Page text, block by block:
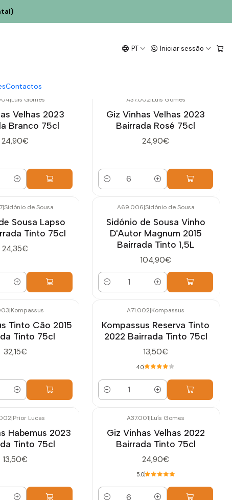
PT Iniciar sessão
Contactos
|Luís Gomes
Velhas 2023
Branco 75cl
24,90€
A37.002|Luís Gomes
Giz Vinhas Velhas 2023
Bairrada Rosé 75cl
24,90€
Quantidade
|Sidónio de Sousa
Sousa Lapso
Tinto 75cl
24,35€
A69.006|Sidónio de Sousa
Sidónio de Sousa Vinho
D'Autor Magnum 2015
Bairrada Tinto 1,5L
104,90€
Quantidade
|Kompassus
Tinto Cão 2015
Tinto 75cl
32,15€
A71.002|Kompassus
Kompassus Reserva Tinto
2022 Bairrada Tinto 75cl
13,50€
4.0
Quantidade
|Prior Lucas
Habemus 2023
Tinto 75cl
13,50€
A37.001|Luís Gomes
Giz Vinhas Velhas 2022
Bairrada Tinto 75cl
24,90€
5.0